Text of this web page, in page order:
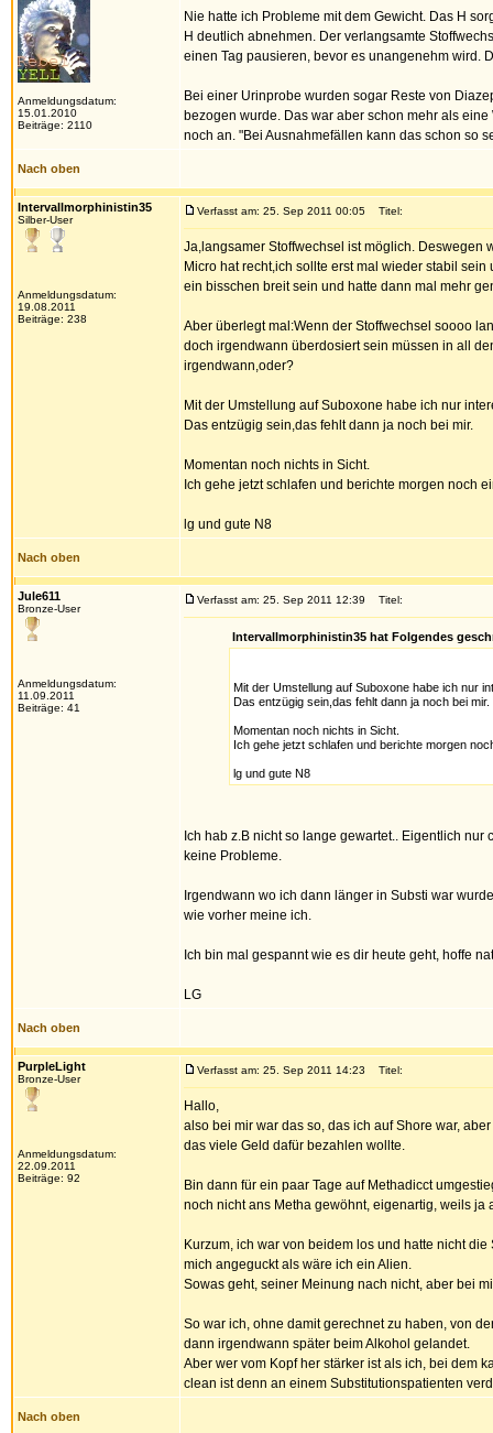
Anmeldungsdatum:
15.01.2010
Beiträge: 2110
Nie hatte ich Probleme mit dem Gewicht. Das H
H deutlich abnehmen. Der verlangsamte
einen Tag pausieren, bevor es unangenehm wird.
Bei einer Urinprobe wurden sogar Reste von
bezogen wurde. Das war aber schon mehr als
noch an. "Bei Ausnahmefällen kann das schon so
Nach oben
Intervallmorphinistin35
Silber-User
Anmeldungsdatum:
19.08.2011
Beiträge: 238
Verfasst am: 25. Sep 2011 00:05 Titel:
Ja,langsamer Stoffwechsel ist möglich. Deswegen
Micro hat recht,ich sollte erst mal wieder stabil
ein bisschen breit sein und hatte dann mal mehr
Aber überlegt mal:Wenn der Stoffwechsel soooo
doch irgendwann überdosiert sein müssen in all
irgendwann,oder?
Mit der Umstellung auf Suboxone habe ich nur
Das entzügig sein,das fehlt dann ja noch bei mir.
Momentan noch nichts in Sicht.
Ich gehe jetzt schlafen und berichte morgen noch
lg und gute N8
Nach oben
Jule611
Bronze-User
Anmeldungsdatum:
11.09.2011
Beiträge: 41
Verfasst am: 25. Sep 2011 12:39 Titel:
Intervallmorphinistin35 hat Folgendes
Mit der Umstellung auf Suboxone habe ich nur
Das entzügig sein,das fehlt dann ja noch bei mir.
Momentan noch nichts in Sicht.
Ich gehe jetzt schlafen und berichte morgen
lg und gute N8
Ich hab z.B nicht so lange gewartet.. Eigentlich
keine Probleme.
Irgendwann wo ich dann länger in Substi war
wie vorher meine ich.
Ich bin mal gespannt wie es dir heute geht, hoffe
LG
Nach oben
PurpleLight
Bronze-User
Anmeldungsdatum:
22.09.2011
Beiträge: 92
Verfasst am: 25. Sep 2011 14:23 Titel:
Hallo,
also bei mir war das so, das ich auf Shore war,
das viele Geld dafür bezahlen wollte.
Bin dann für ein paar Tage auf Methadicct
noch nicht ans Metha gewöhnt, eigenartig, weils ja
Kurzum, ich war von beidem los und hatte nicht
mich angeguckt als wäre ich ein Alien.
Sowas geht, seiner Meinung nach nicht, aber bei
So war ich, ohne damit gerechnet zu haben, von
dann irgendwann später beim Alkohol gelandet.
Aber wer vom Kopf her stärker ist als ich, bei dem
clean ist denn an einem Substitutionspatienten
Nach oben